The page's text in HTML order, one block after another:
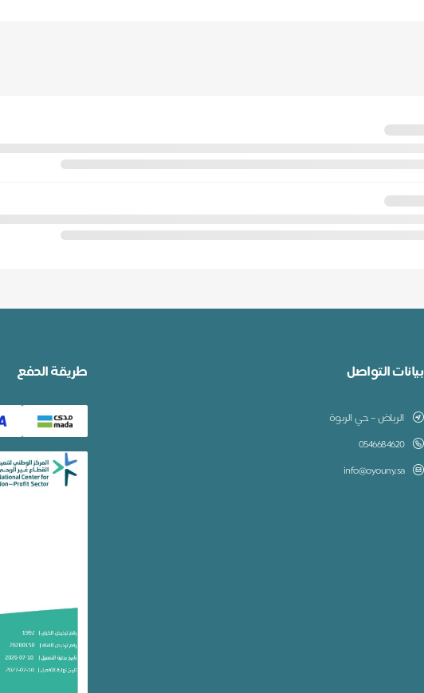
بيانات التواصل
الرياض – حي الربوة
0546684620
info@oyouny.sa
طريقة الدفع